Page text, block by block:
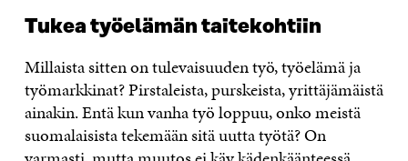
Tukea työelämän taitekohtiin
Millaista sitten on tulevaisuuden työ, työelämä ja
työmarkkinat? Pirstaleista, purskeista, yrittäjämäistä
ainakin. Entä kun vanha työ loppuu, onko meistä
suomalaisista tekemään sitä uutta työtä? On